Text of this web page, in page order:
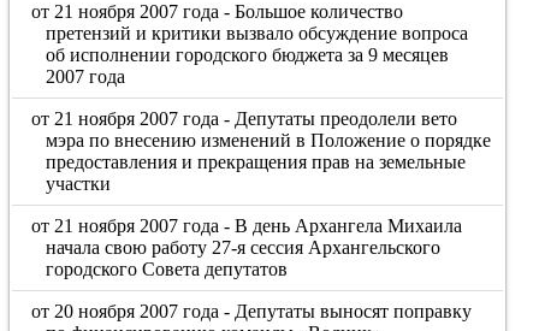
от 21 ноября 2007 года - Большое количество
претензий и критики вызвало обсуждение вопроса
об исполнении городского бюджета за 9 месяцев
2007 года
от 21 ноября 2007 года - Депутаты преодолели вето
мэра по внесению изменений в Положение о порядке
предоставления и прекращения прав на земельные
участки
от 21 ноября 2007 года - В день Архангела Михаила
начала свою работу 27-я сессия Архангельского
городского Совета депутатов
от 20 ноября 2007 года - Депутаты выносят поправку